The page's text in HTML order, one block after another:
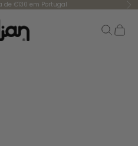
de €130 em Portugal
Pesquisar